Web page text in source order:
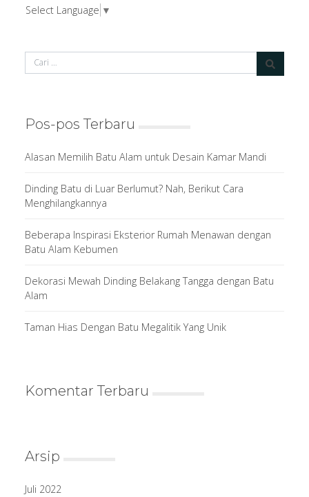
Select Language ▼
Pos-pos Terbaru
Alasan Memilih Batu Alam untuk Desain Kamar Mandi
Dinding Batu di Luar Berlumut? Nah, Berikut Cara
Menghilangkannya
Beberapa Inspirasi Eksterior Rumah Menawan dengan
Batu Alam Kebumen
Dekorasi Mewah Dinding Belakang Tangga dengan Batu
Alam
Taman Hias Dengan Batu Megalitik Yang Unik
Komentar Terbaru
Arsip
Juli 2022